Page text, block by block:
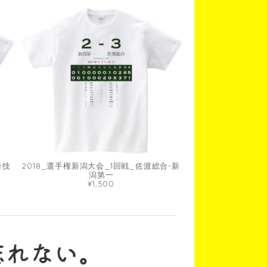
技
2018_選手権新潟大会_1回戦_佐渡総合-新
潟第一
¥1,500